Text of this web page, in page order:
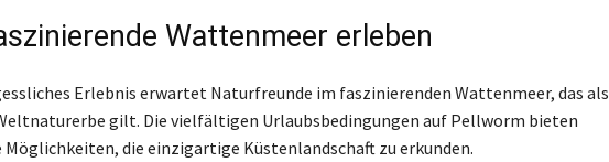
Wattenmeer erleben
Erlebnis erwartet Naturfreunde im faszinierenden Wattenmeer, das als
gilt. Die vielfältigen Urlaubsbedingungen auf Pellworm bieten
Möglichkeiten, die einzigartige Küstenlandschaft zu erkunden.